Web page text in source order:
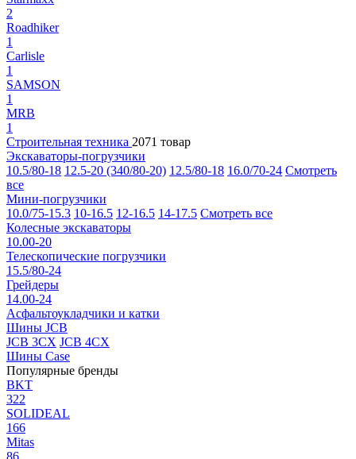
2
Roadhiker
1
Carlisle
1
SAMSON
1
MRB
1
Строительная техника 2071 товар
Экскаваторы-погрузчики
10.5/80-18 12.5-20 (340/80-20) 12.5/80-18 16.0/70-24 Смотреть
все
Мини-погрузчики
10.0/75-15.3 10-16.5 12-16.5 14-17.5 Смотреть все
Колесные экскаваторы
10.00-20
Телескопические погрузчики
15.5/80-24
Грейдеры
14.00-24
Асфальтоукладчики и катки
Шины JCB
JCB 3CX JCB 4CX
Шины Case
Популярные бренды
BKT
322
SOLIDEAL
166
Mitas
86